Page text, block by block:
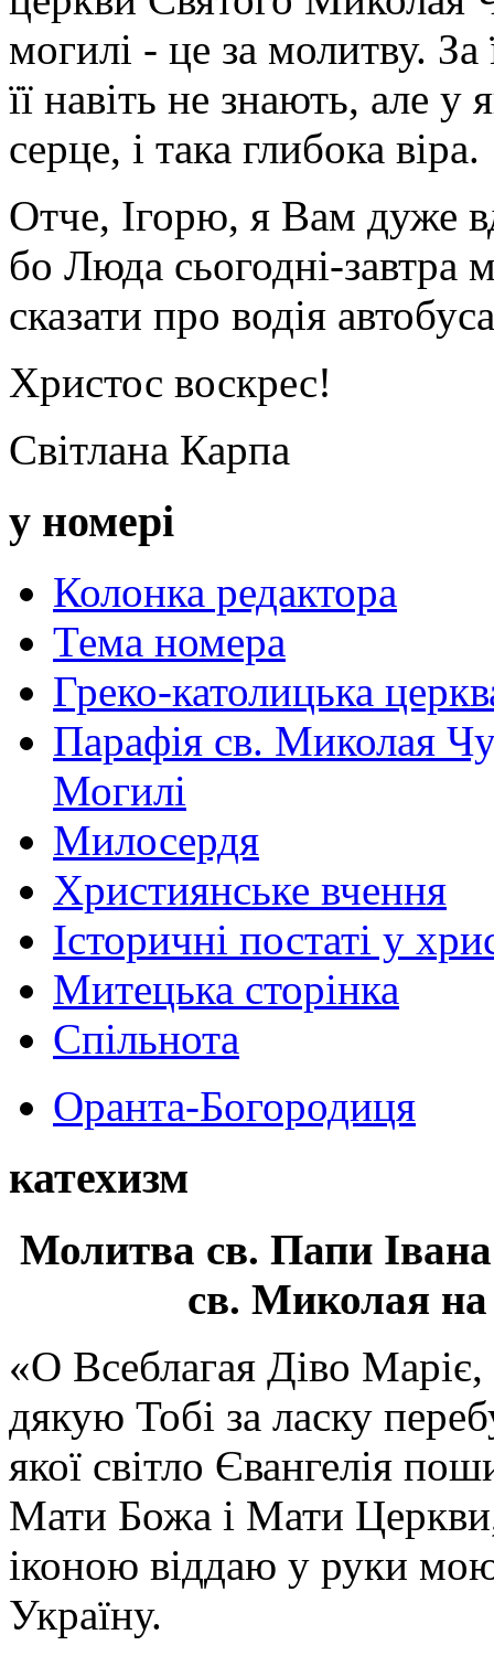
могилі - це за молитву.
її навіть не знають, але
серце, і така глибока віра.
Отче, Ігорю, я Вам дуже
бо Люда сьогодні-завтра
сказати про водія
Христос воскрес!
Світлана Карпа
у номері
Колонка редактора
Тема номера
Греко-католицька
Парафія св. Миколая
Могилі
Милосердя
Християнське вчення
Історичні постаті у
Митецька сторінка
Спільнота
Оранта-Богородиця
катехизм
Молитва св. Папи
св. Миколая на
«О Всеблагая Діво
дякую Тобі за ласку
якої світло Євангелія
Мати Божа і Мати
іконою віддаю у руки
Україну.